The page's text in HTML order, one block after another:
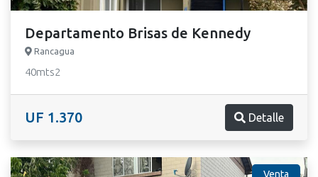
Departamento Brisas de Kennedy
Rancagua
40mts2
UF 1.370 Detalle
Venta